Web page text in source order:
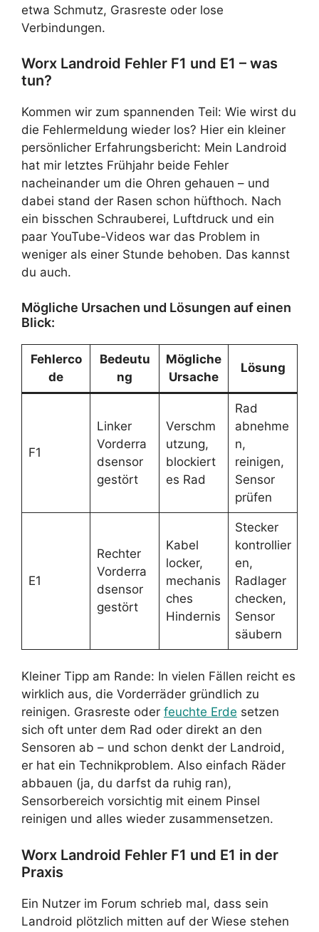
etwa Schmutz, Grasreste oder lose
Verbindungen.
Worx Landroid Fehler F1 und E1 – was
tun?
Kommen wir zum spannenden Teil: Wie wirst du
die Fehlermeldung wieder los? Hier ein kleiner
persönlicher Erfahrungsbericht: Mein Landroid
hat mir letztes Frühjahr beide Fehler
nacheinander um die Ohren gehauen – und
dabei stand der Rasen schon hüfthoch. Nach
ein bisschen Schrauberei, Luftdruck und ein
paar YouTube-Videos war das Problem in
weniger als einer Stunde behoben. Das kannst
du auch.
Mögliche Ursachen und Lösungen auf einen
Blick:
Fehlerco
de
Bedeutu
ng
Mögliche
Ursache
Lösung
F1
Linker
Vorderra
dsensor
gestört
Verschm
utzung,
blockiert
es Rad
Rad
abnehme
n,
reinigen,
Sensor
prüfen
E1
Rechter
Vorderra
dsensor
gestört
Kabel
locker,
mechanis
ches
Hindernis
Stecker
kontrollier
en,
Radlager
checken,
Sensor
säubern
Kleiner Tipp am Rande: In vielen Fällen reicht es
wirklich aus, die Vorderräder gründlich zu
reinigen. Grasreste oder feuchte Erde setzen
sich oft unter dem Rad oder direkt an den
Sensoren ab – und schon denkt der Landroid,
er hat ein Technikproblem. Also einfach Räder
abbauen (ja, du darfst da ruhig ran),
Sensorbereich vorsichtig mit einem Pinsel
reinigen und alles wieder zusammensetzen.
Worx Landroid Fehler F1 und E1 in der
Praxis
Ein Nutzer im Forum schrieb mal, dass sein
Landroid plötzlich mitten auf der Wiese stehen